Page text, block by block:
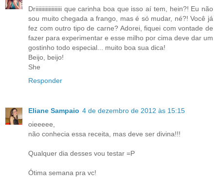
Driiiiiiiiiiiiiiiiii que carinha boa que isso aí tem, hein?! Eu não
sou muito chegada a frango, mas é só mudar, né?! Você já
fez com outro tipo de carne? Adorei, fiquei com vontade de
fazer para experimentar e esse milho por cima deve dar um
gostinho todo especial... muito boa sua dica!
Beijo, beijo!
She
Responder
Eliane Sampaio 4 de dezembro de 2012 às 15:15
oieeeee,
não conhecia essa receita, mas deve ser divina!!!
Qualquer dia desses vou testar =P
Ótima semana pra vc!